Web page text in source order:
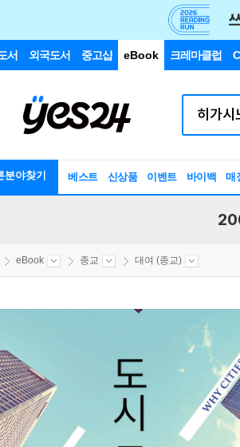
서 외국도서 중고샵 eBook 크레마클럽
분야찾기 베스트 신상품 이벤트 바이백 매
eBook 종교 대여 (종교)